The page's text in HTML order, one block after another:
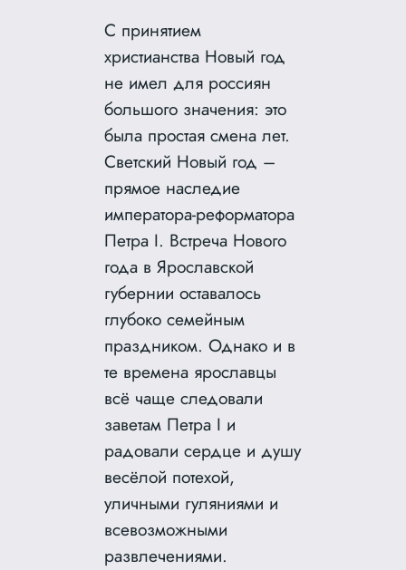
С принятием
христианства Новый год
не имел для россиян
большого значения: это
была простая смена лет.
Светский Новый год –
прямое наследие
императора-реформатора
Петра I. Встреча Нового
года в Ярославской
губернии оставалось
глубоко семейным
праздником. Однако и в
те времена ярославцы
всё чаще следовали
заветам Петра I и
радовали сердце и душу
весёлой потехой,
уличными гуляниями и
всевозможными
развлечениями.